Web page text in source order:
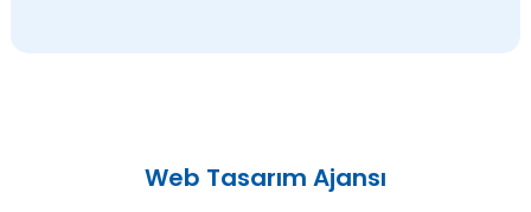
Web Tasarım Ajansı